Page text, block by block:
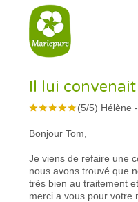
Il lui
(5/5) Hélène -
Bonjour Tom,
Je viens de refaire une
nous avons trouvé que
très bien au traitement
merci a vous pour votre